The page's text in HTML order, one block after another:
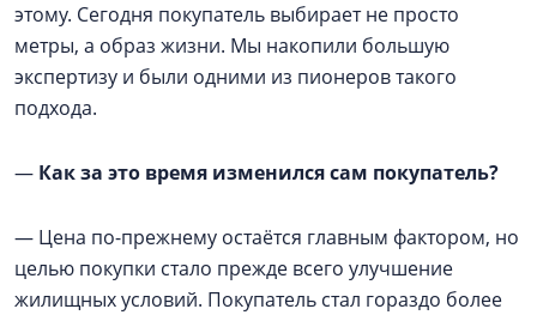
этому. Сегодня покупатель выбирает не просто
метры, а образ жизни. Мы накопили большую
экспертизу и были одними из пионеров такого
подхода.
— Как за это время изменился сам покупатель?
— Цена по-прежнему остаётся главным фактором, но
целью покупки стало прежде всего улучшение
жилищных условий. Покупатель стал гораздо более